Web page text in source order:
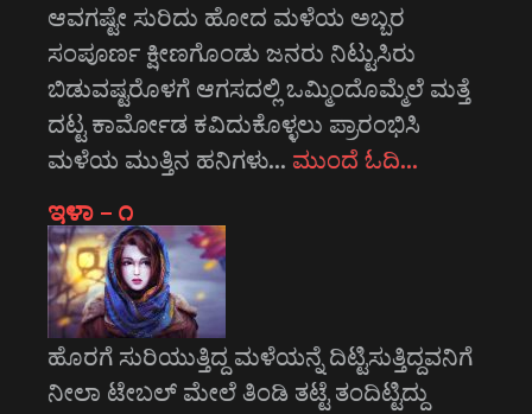
ಆವಗಷ್ಟೇ ಸುರಿದು ಹೋದ ಮಳೆಯ ಅಬ್ಬರ
ಸಂಪೂರ್ಣ ಕ್ಷೀಣಗೊಂಡು ಜನರು ನಿಟ್ಟುಸಿರು
ಬಿಡುವಷ್ಟರೊಳಗೆ ಆಗಸದಲ್ಲಿ ಒಮ್ಮಿಂದೊಮ್ಮೆಲೆ ಮತ್ತೆ
ದಟ್ಟ ಕಾರ್ಮೋಡ ಕವಿದುಕೊಳ್ಳಲು ಪ್ರಾರಂಭಿಸಿ
ಮಳೆಯ ಮುತ್ತಿನ ಹನಿಗಳು… ಮುಂದೆ ಓದಿ…
ಇಳಾ – ೧
ಹೊರಗೆ ಸುರಿಯುತ್ತಿದ್ದ ಮಳೆಯನ್ನೆ ದಿಟ್ಟಿಸುತ್ತಿದ್ದವನಿಗೆ
ನೀಲಾ ಟೇಬಲ್ ಮೇಲೆ ತಿಂಡಿ ತಟ್ಟೆ ತಂದಿಟ್ಟಿದ್ದು